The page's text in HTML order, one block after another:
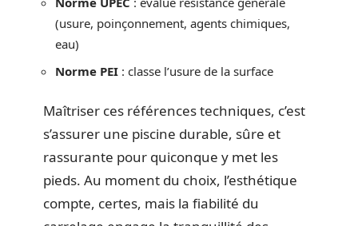
(usure, poinçonnement, agents chimiques,
eau)
Norme PEI : classe l’usure de la surface
Maîtriser ces références techniques, c’est
s’assurer une piscine durable, sûre et
rassurante pour quiconque y met les
pieds. Au moment du choix, l’esthétique
compte, certes, mais la fiabilité du